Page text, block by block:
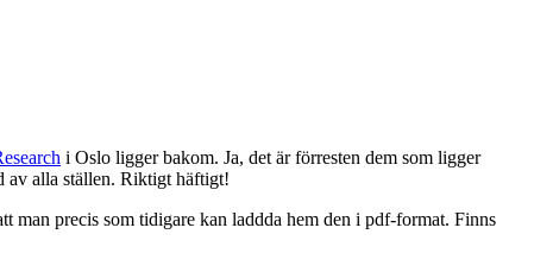
i Oslo ligger bakom. Ja, det är förresten dem som ligger
av alla ställen. Riktigt häftigt!
man precis som tidigare kan laddda hem den i pdf-format. Finns